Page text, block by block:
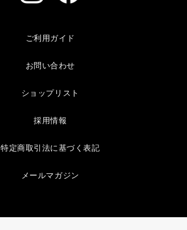
ご利用ガイド
お問い合わせ
ショップリスト
採用情報
特定商取引法に基づく表記
メールマガジン